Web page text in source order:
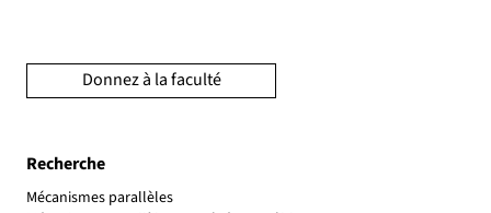
Recherche
Mécanismes parallèles
Donnez à la faculté